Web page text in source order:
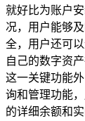
就好比为账户
况，用户能够
全，用户还可
自己的数字资
这一关键功能
询和管理功能
的详细余额和